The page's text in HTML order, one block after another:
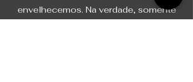
envelhecemos. Na verdade, somente